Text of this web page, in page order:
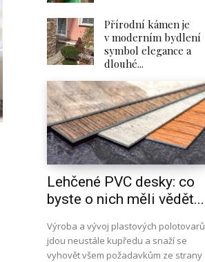
Přírodní kámen je
v moderním bydlení
symbol elegance a
dlouhé...
Lehčené PVC desky: co
byste o nich měli vědět...
Výroba a vývoj plastových polotovarů
jdou neustále kupředu a snaží se
vyhovět všem požadavkům ze strany